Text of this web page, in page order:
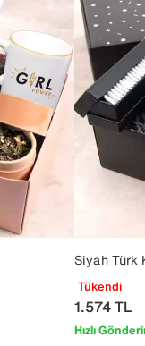
Siyah Türk
Tükendi
1.574TL
Hızlı